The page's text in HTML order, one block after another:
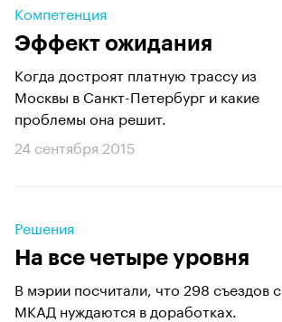
Компетенция
Эффект ожидания
Когда достроят платную трассу из
Москвы в Санкт-Петербург и какие
проблемы она решит.
24 сентября 2015
Решения
На все четыре уровня
В мэрии посчитали, что 298 съездов с
МКАД нуждаются в доработках.